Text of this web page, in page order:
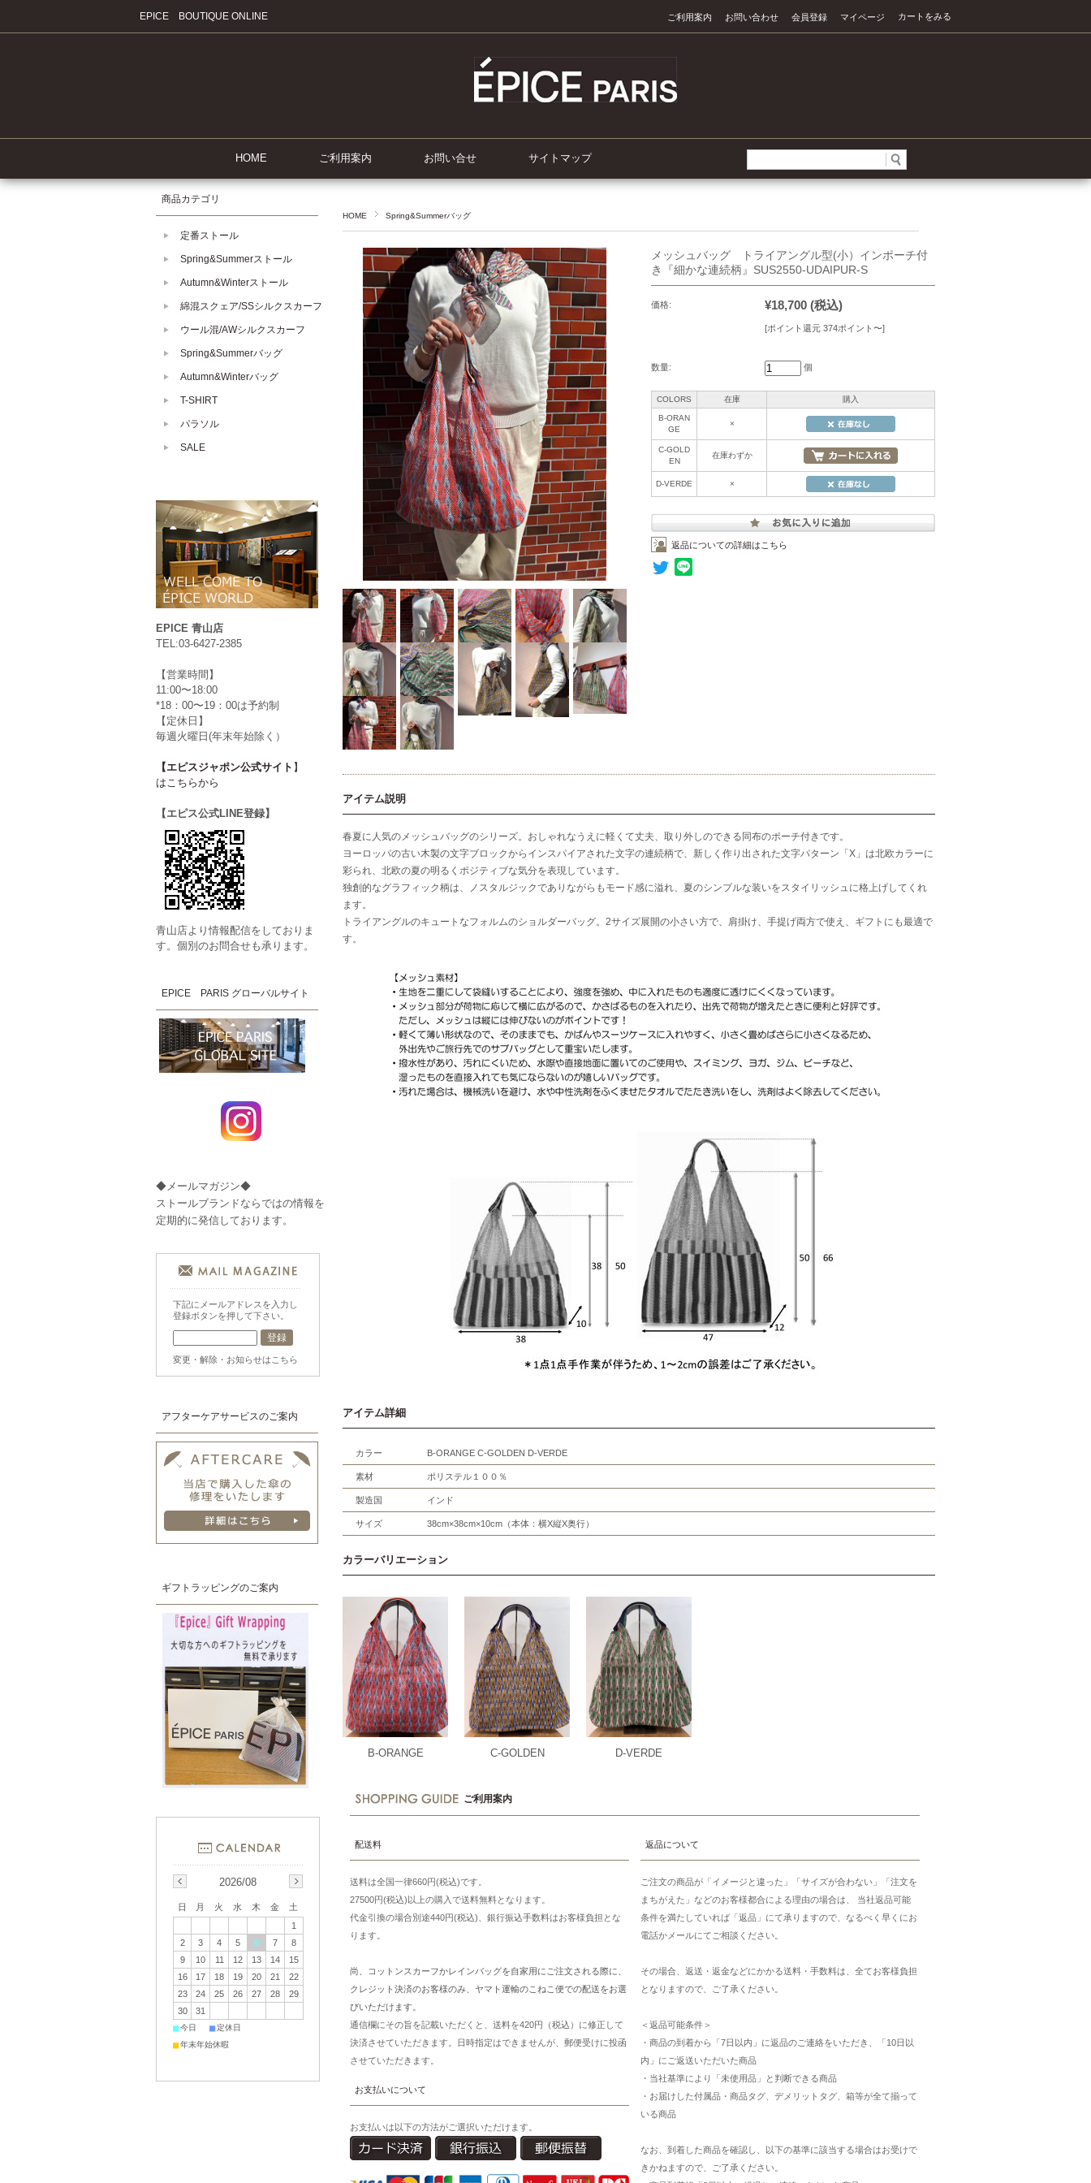
EPICE BOUTIQUE ONLINE カートをみる
マイページ
会員登録
お問い合わせ
ご利用案内
HOME ご利用案内 お問い合せ サイトマップ
HOME Spring&Summerバッグ
メッシュバッグ トライアングル型(小）インポーチ付
き『細かな連続柄』SUS2550-UDAIPUR-S
価格: ¥18,700 (税込)
[ポイント還元 374ポイント〜]
数量: 個
COLORS 在庫 購入
B-ORAN
GE
×
C-GOLD
EN
在庫わずか
D-VERDE ×
返品についての詳細はこちら
アイテム説明
春夏に人気のメッシュバッグのシリーズ。おしゃれなうえに軽くて丈夫、取り外しのできる同布のポーチ付きです。
ヨーロッパの古い木製の文字ブロックからインスパイアされた文字の連続柄で、新しく作り出された文字パターン「X」は北欧カラーに
彩られ、北欧の夏の明るくポジティブな気分を表現しています。
独創的なグラフィック柄は、ノスタルジックでありながらもモード感に溢れ、夏のシンプルな装いをスタイリッシュに格上げしてくれ
ます。
トライアングルのキュートなフォルムのショルダーバッグ。2サイズ展開の小さい方で、肩掛け、手提げ両方で使え、ギフトにも最適で
す。
アイテム詳細
カラー B-ORANGE C-GOLDEN D-VERDE
素材 ポリステル１００％
製造国 インド
サイズ 38cm×38cm×10cm（本体：横X縦X奥行）
カラーバリエーション
B-ORANGE C-GOLDEN D-VERDE
ご利用案内
配送料
送料は全国一律660円(税込)です。
27500円(税込)以上の購入で送料無料となります。
代金引換の場合別途440円(税込)、銀行振込手数料はお客様負担とな
ります。
尚、コットンスカーフかレインバッグを自家用にご注文される際に、
クレジット決済のお客様のみ、ヤマト運輸のこねこ便での配送をお選
びいただけます。
通信欄にその旨を記載いただくと、送料を420円（税込）に修正して
決済させていただきます。日時指定はできませんが、郵便受けに投函
させていただきます。
お支払いについて
お支払いは以下の方法がご選択いただけます。
返品について
ご注文の商品が「イメージと違った」「サイズが合わない」「注文を
まちがえた」などのお客様都合による理由の場合は、 当社返品可能
条件を満たしていれば「返品」にて承りますので、なるべく早くにお
電話かメールにてご相談ください。
その場合、返送・返金などにかかる送料・手数料は、全てお客様負担
となりますので、ご了承ください。
＜返品可能条件＞
・商品の到着から「7日以内」に返品のご連絡をいただき、「10日以
内」にご返送いただいた商品
・当社基準により「未使用品」と判断できる商品
・お届けした付属品・商品タグ、デメリットタグ、箱等が全て揃って
いる商品
なお、到着した商品を確認し、以下の基準に該当する場合はお受けで
きかねますので、ご了承ください。
商品カテゴリ
定番ストール
Spring&Summerストール
Autumn&Winterストール
綿混スクェア/SSシルクスカーフ
ウール混/AWシルクスカーフ
Spring&Summerバッグ
Autumn&Winterバッグ
T-SHIRT
パラソル
SALE
EPICE 青山店
TEL:03-6427-2385
【営業時間】
11:00〜18:00
*18：00〜19：00は予約制
【定休日】
毎週火曜日(年末年始除く）
【エピスジャポン公式サイト 】
はこちらから
【エピス公式LINE登録】
青山店より情報配信をしておりま
す。個別のお問合せも承ります。
EPICE PARIS グローバルサイト
◆メールマガジン◆
ストールブランドならではの情報を
定期的に発信しております。
下記にメールアドレスを入力し
登録ボタンを押して下さい。
変更・解除・お知らせはこちら
アフターケアサービスのご案内
ギフトラッピングのご案内
2026/08
日 月 火 水 木 金
土
1
2
3 4 5 6 7
8
9
10 11 12 13 14
15
16
17 18 19 20 21
22
23
24 25 26 27 28
29
30
31
■今日 ■定休日
■年末年始休暇